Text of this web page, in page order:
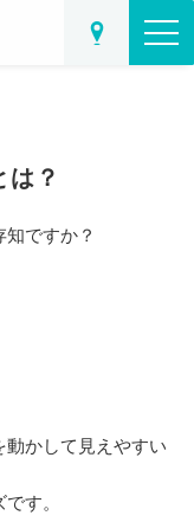
は？
ですか？
かして見えやすい
す。